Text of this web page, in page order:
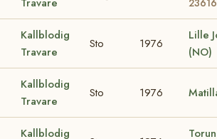
Kallblodig
Travare
Sto 1976
Lille
(NO)
Kallblodig
Travare
Sto 1976
Kallblodig